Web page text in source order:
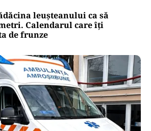
leușteanului ca să
Calendarul care îți
de frunze